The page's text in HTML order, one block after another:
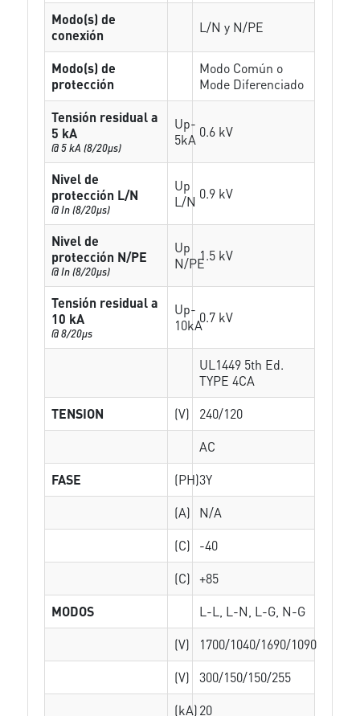
Modo(s) de
conexión
L/N y N/PE
Modo(s) de
protección
Modo Común o
Mode Diferenciado
Tensión residual a
5 kA
@ 5 kA (8/20µs)
Up-
5kA 0.6 kV
Nivel de
protección L/N
@ In (8/20µs)
Up
L/N 0.9 kV
Nivel de
protección N/PE
@ In (8/20µs)
Up
N/PE1.5 kV
Tensión residual a
10 kA
@ 8/20µs
Up-
10kA0.7 kV
UL1449 5th Ed.
TYPE 4CA
TENSION
(V)
240/120
AC
FASE
(PH)3Y
(A)
N/A
(C)
-40
(C) +85
MODOS
L-L, L-N, L-G, N-G
(V)
1700/1040/1690/1090
(V)
300/150/150/255
(kA)20